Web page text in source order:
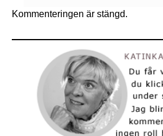
Kommenteringen är stängd.